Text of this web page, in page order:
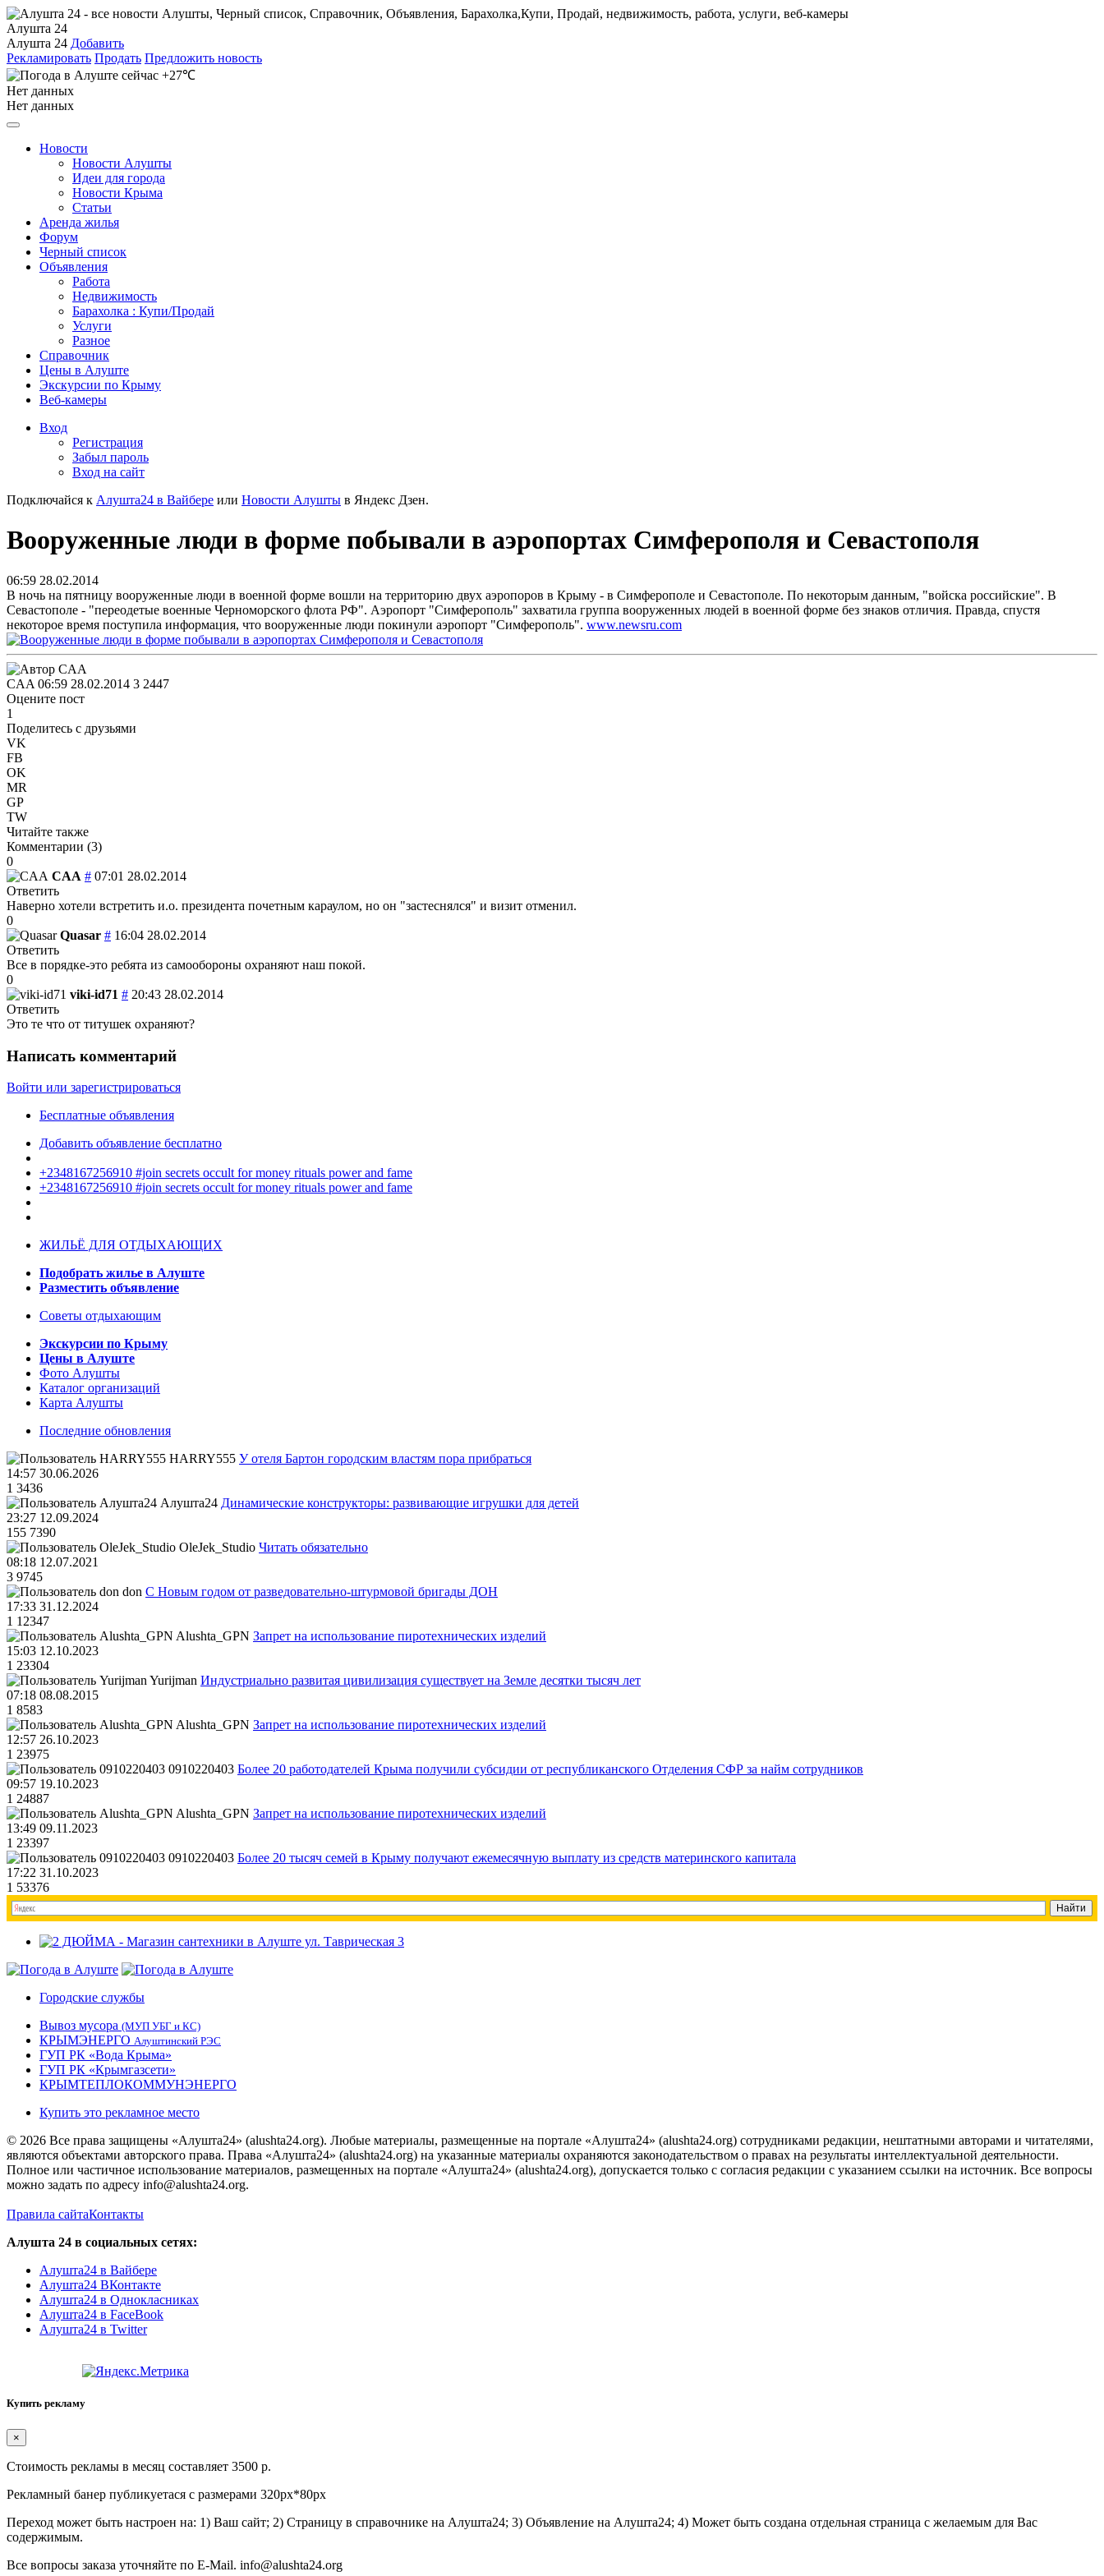
Алушта 24
Алушта 24 Добавить
Рекламировать Продать Предложить новость
+27℃
Нет данных
Нет данных
Новости
Новости Алушты
Идеи для города
Новости Крыма
Статьи
Аренда жилья
Форум
Черный список
Объявления
Работа
Недвижимость
Барахолка : Купи/Продай
Услуги
Разное
Справочник
Цены в Алуште
Экскурсии по Крыму
Веб-камеры
Вход
Регистрация
Забыл пароль
Вход на сайт
Подключайся к Алушта24 в Вайбере или Новости Алушты в Яндекс Дзен.
Вооруженные люди в форме побывали в аэропортах Симферополя и Севастополя
06:59 28.02.2014
В ночь на пятницу вооруженные люди в военной форме вошли на территорию двух аэропоров в Крыму - в Симферополе и Севастополе. По некоторым данным, "войска российские". В
Севастополе - "переодетые военные Черноморского флота РФ". Аэропорт "Симферополь" захватила группа вооруженных людей в военной форме без знаков отличия. Правда, спустя
некоторое время поступила информация, что вооруженные люди покинули аэропорт "Симферополь". www.newsru.com
CAA 06:59 28.02.2014 3 2447
Оцените пост
1
Поделитесь с друзьями
VK
FB
OK
MR
GP
TW
Читайте также
Комментарии (3)
0
CAA # 07:01 28.02.2014
Ответить
Наверно хотели встретить и.о. президента почетным караулом, но он "застеснялся" и визит отменил.
0
Quasar # 16:04 28.02.2014
Ответить
Все в порядке-это ребята из самообороны охраняют наш покой.
0
viki-id71 # 20:43 28.02.2014
Ответить
Это те что от титушек охраняют?
Написать комментарий
Войти или зарегистрироваться
Бесплатные объявления
Добавить объявление бесплатно
+2348167256910 #join secrets occult for money rituals power and fame
+2348167256910 #join secrets occult for money rituals power and fame
ЖИЛЬЁ ДЛЯ ОТДЫХАЮЩИХ
Подобрать жилье в Алуште
Разместить объявление
Советы отдыхающим
Экскурсии по Крыму
Цены в Алуште
Фото Алушты
Каталог организаций
Карта Алушты
Последние обновления
HARRY555 У отеля Бартон городским властям пора прибраться
14:57 30.06.2026
1 3436
Алушта24 Динамические конструкторы: развивающие игрушки для детей
23:27 12.09.2024
155 7390
OleJek_Studio Читать обязательно
08:18 12.07.2021
3 9745
don С Новым годом от разведовательно-штурмовой бригады ДОН
17:33 31.12.2024
1 12347
Alushta_GPN Запрет на использование пиротехнических изделий
15:03 12.10.2023
1 23304
Yurijman Индустриально развитая цивилизация существует на Земле десятки тысяч лет
07:18 08.08.2015
1 8583
Alushta_GPN Запрет на использование пиротехнических изделий
12:57 26.10.2023
1 23975
0910220403 Более 20 работодателей Крыма получили субсидии от республиканского Отделения СФР за найм сотрудников
09:57 19.10.2023
1 24887
Alushta_GPN Запрет на использование пиротехнических изделий
13:49 09.11.2023
1 23397
0910220403 Более 20 тысяч семей в Крыму получают ежемесячную выплату из средств материнского капитала
17:22 31.10.2023
1 53376
Городские службы
Вывоз мусора (МУП УБГ и КС)
КРЫМЭНЕРГО Алуштинский РЭС
ГУП РК «Вода Крыма»
ГУП РК «Крымгазсети»
КРЫМТЕПЛОКОММУНЭНЕРГО
Купить это рекламное место
© 2026 Все права защищены «Алушта24» (alushta24.org). Любые материалы, размещенные на портале «Алушта24» (alushta24.org) сотрудниками редакции, нештатными авторами и читателями,
являются объектами авторского права. Права «Алушта24» (alushta24.org) на указанные материалы охраняются законодательством о правах на результаты интеллектуальной деятельности.
Полное или частичное использование материалов, размещенных на портале «Алушта24» (alushta24.org), допускается только с согласия редакции с указанием ссылки на источник. Все вопросы
можно задать по адресу info@alushta24.org.
Правила сайтаКонтакты
Алушта 24 в социальных сетях:
Алушта24 в Вайбере
Алушта24 ВКонтакте
Алушта24 в Однокласниках
Алушта24 в FaceBook
Алушта24 в Twitter
Купить рекламу
×
Стоимость рекламы в месяц составляет 3500 р.
Рекламный банер публикуетася с размерами 320px*80px
Переход может быть настроен на: 1) Ваш сайт; 2) Страницу в справочнике на Алушта24; 3) Объявление на Алушта24; 4) Может быть создана отдельная страница с желаемым для Вас
содержимым.
Все вопросы заказа уточняйте по E-Mail. info@alushta24.org